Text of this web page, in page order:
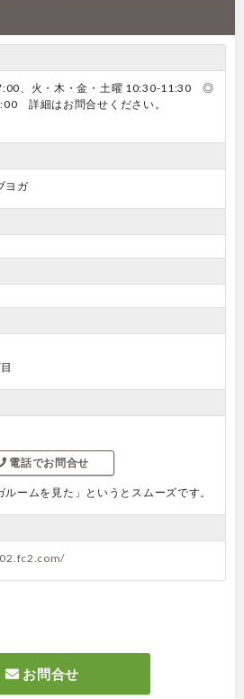
、火・木・金・土曜 10:30-11:30 ◎
詳細はお問合せください。
ヨガ
電話でお問合せ
ームを見た」というとスムーズです。
お問合せ